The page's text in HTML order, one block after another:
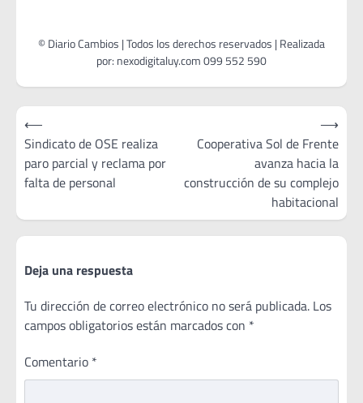
Navegación
de
entradas
⟵
Sindicato de OSE realiza
paro parcial y reclama por
falta de personal
Cooperativa Sol de Frente
avanza hacia la
construcción de su complejo
habitacional
⟶
Deja una respuesta
Tu dirección de correo electrónico no será publicada. Los
campos obligatorios están marcados con *
Comentario *